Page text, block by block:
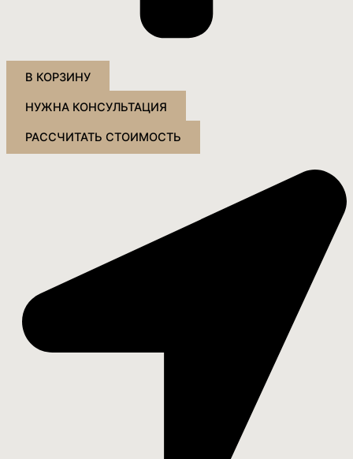
В КОРЗИНУ
НУЖНА КОНСУЛЬТАЦИЯ
РАССЧИТАТЬ СТОИМОСТЬ